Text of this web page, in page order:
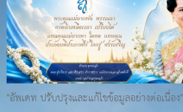
"อัพเดท ปรับปรุงและแก้ไขข้อมูลอย่างต่อเนื่อง"